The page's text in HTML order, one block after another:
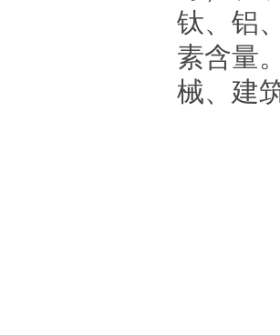
钛、铝
素含量
械、建